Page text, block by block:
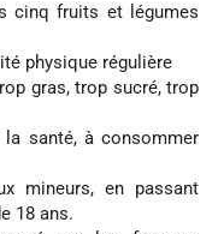
cinq fruits et légumes
physique régulière
gras, trop sucré, trop
santé, à consommer
mineurs, en passant
18 ans.